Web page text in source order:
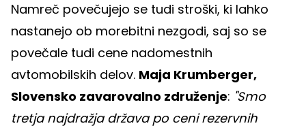
Namreč povečujejo se tudi stroški, ki lahko
nastanejo ob morebitni nezgodi, saj so se
povečale tudi cene nadomestnih
avtomobilskih delov. Maja Krumberger,
Slovensko zavarovalno združenje: "Smo
tretja najdražja država po ceni rezervnih